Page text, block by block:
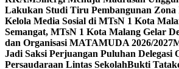
Lakukan Studi Tiru Pembangunan Zona
Kelola Media Sosial di MTsN 1 Kota
Semangat, MTsN 1 Kota Malang Gelar
dan Organisasi MATAMUDA 2026/2027
Jadi Saksi Perjuangan Puluhan Delegasi
Persaudaraan Lintas SekolahBukti